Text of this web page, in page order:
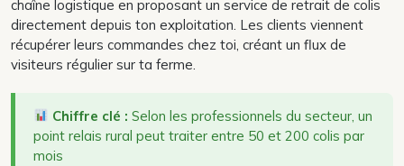
chaîne logistique en proposant un service de retrait de colis
directement depuis ton exploitation. Les clients viennent
récupérer leurs commandes chez toi, créant un flux de
visiteurs régulier sur ta ferme.
Chiffre clé : Selon les professionnels du secteur, un
point relais rural peut traiter entre 50 et 200 colis par
mois